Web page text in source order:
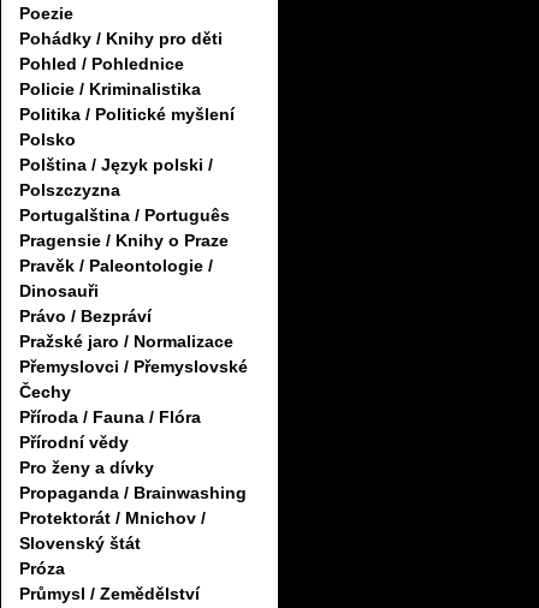
Poezie
Pohádky / Knihy pro děti
Pohled / Pohlednice
Policie / Kriminalistika
Politika / Politické myšlení
Polsko
Polština / Język polski /
Polszczyzna
Portugalština / Português
Pragensie / Knihy o Praze
Pravěk / Paleontologie /
Dinosauři
Právo / Bezpráví
Pražské jaro / Normalizace
Přemyslovci / Přemyslovské
Čechy
Příroda / Fauna / Flóra
Přírodní vědy
Pro ženy a dívky
Propaganda / Brainwashing
Protektorát / Mnichov /
Slovenský štát
Próza
Průmysl / Zemědělství